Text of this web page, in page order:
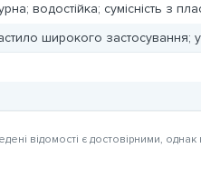
водостійка; сумісність з
широкого застосування;
відомості є достовірними, однак